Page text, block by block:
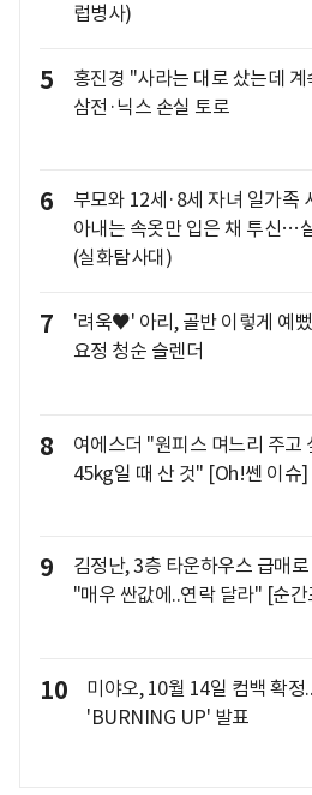
럽병사)
5
홍진경 "사라는 대로 샀는데
삼전·닉스 손실 토로
6
부모와 12세·8세 자녀 일가족
아내는 속옷만 입은 채 투신…
(실화탐사대)
7
'려욱♥' 아리, 골반 이렇게 예
요정 청순 슬렌더
8
여에스더 "원피스 며느리 주
45kg일 때 산 것" [Oh!쎈 이슈]
9
김정난, 3층 타운하우스 급매
"매우 싼값에..연락 달라" [순간
10
미야오, 10월 14일 컴백 확정
'BURNING UP' 발표